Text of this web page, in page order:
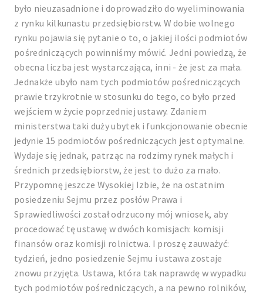
było nieuzasadnione i doprowadziło do wyeliminowania
z rynku kilkunastu przedsiębiorstw. W dobie wolnego
rynku pojawia się pytanie o to, o jakiej ilości podmiotów
pośredniczących powinniśmy mówić. Jedni powiedzą, że
obecna liczba jest wystarczająca, inni - że jest za mała.
Jednakże ubyło nam tych podmiotów pośredniczących
prawie trzykrotnie w stosunku do tego, co było przed
wejściem w życie poprzedniej ustawy. Zdaniem
ministerstwa taki duży ubytek i funkcjonowanie obecnie
jedynie 15 podmiotów pośredniczących jest optymalne.
Wydaje się jednak, patrząc na rodzimy rynek małych i
średnich przedsiębiorstw, że jest to dużo za mało.
Przypomnę jeszcze Wysokiej Izbie, że na ostatnim
posiedzeniu Sejmu przez posłów Prawa i
Sprawiedliwości został odrzucony mój wniosek, aby
procedować tę ustawę w dwóch komisjach: komisji
finansów oraz komisji rolnictwa. I proszę zauważyć:
tydzień, jedno posiedzenie Sejmu i ustawa zostaje
znowu przyjęta. Ustawa, która tak naprawdę w wypadku
tych podmiotów pośredniczących, a na pewno rolników,